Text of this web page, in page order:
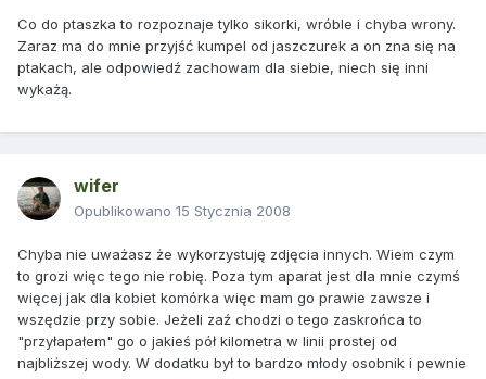
Co do ptaszka to rozpoznaje tylko sikorki, wróble i chyba wrony.
Zaraz ma do mnie przyjść kumpel od jaszczurek a on zna się na
ptakach, ale odpowiedź zachowam dla siebie, niech się inni
wykażą.
wifer
Opublikowano 15 Stycznia 2008
Chyba nie uważasz że wykorzystuję zdjęcia innych. Wiem czym
to grozi więc tego nie robię. Poza tym aparat jest dla mnie czymś
więcej jak dla kobiet komórka więc mam go prawie zawsze i
wszędzie przy sobie. Jeżeli zaź chodzi o tego zaskrońca to
"przyłapałem" go o jakieś pół kilometra w linii prostej od
najbliższej wody. W dodatku był to bardzo młody osobnik i pewnie